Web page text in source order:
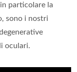
particolare la
sono i nostri
oculari.